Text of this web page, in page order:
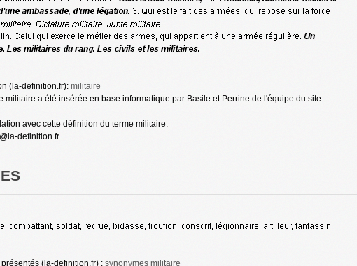
(la-definition.fr): militaire
militaire a été insérée en base informatique par Basile et Perrine de l'équipe du site.
avec cette définition du terme militaire:
definition.fr
(la-definition.fr) : synonymes militaire